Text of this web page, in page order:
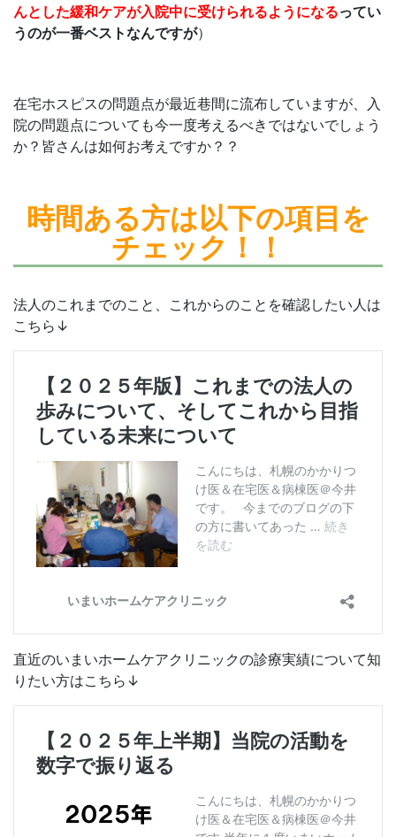
んとした緩和ケアが入院中に受けられるようになるってい
うのが一番ベストなんですが）
在宅ホスピスの問題点が最近巷間に流布していますが、入
院の問題点についても今一度考えるべきではないでしょう
か？皆さんは如何お考えですか？？
時間ある方は以下の項目を
チェック！！
法人のこれまでのこと、これからのことを確認したい人は
こちら↓
直近のいまいホームケアクリニックの診療実績について知
りたい方はこちら↓